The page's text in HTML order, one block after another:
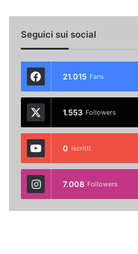
Seguici sui social
21.015 Fans
1.553 Followers
0 Iscritti
7.008 Followers